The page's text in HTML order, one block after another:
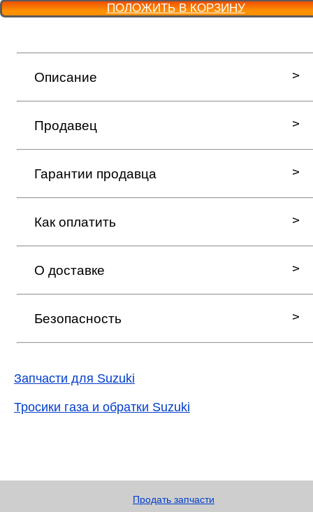
ПОЛОЖИТЬ В КОРЗИНУ
Описание
Продавец
Гарантии продавца
Как оплатить
О доставке
Безопасность
Запчасти для Suzuki
Тросики газа и обратки Suzuki
Продать запчасти